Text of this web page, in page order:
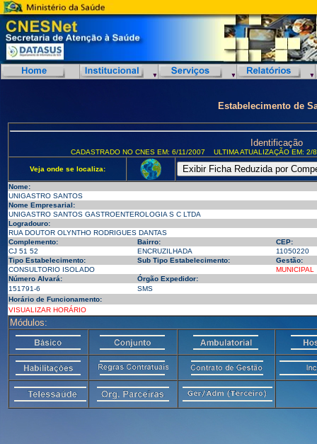
Estabelecimento de
Identificação
CADASTRADO NO CNES EM: 6/11/2007 ULTIMA ATUALIZAÇÃO EM:
Veja onde se localiza:
Nome:
UNIGASTRO SANTOS
Nome Empresarial:
UNIGASTRO SANTOS GASTROENTEROLOGIA S C LTDA
Logradouro:
RUA DOUTOR OLYNTHO RODRIGUES DANTAS
Complemento:
Bairro:
CEP:
CJ 51 52
ENCRUZILHADA
11050220
Tipo Estabelecimento:
Sub Tipo Estabelecimento:
Gestão:
CONSULTORIO ISOLADO
MUNICIPAL
Número Alvará:
Órgão Expedidor:
151791-6
SMS
Horário de Funcionamento:
VISUALIZAR HORÁRIO
Módulos: